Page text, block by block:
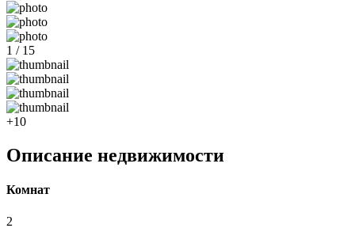
1 / 15
+10
Описание недвижимости
Комнат
2